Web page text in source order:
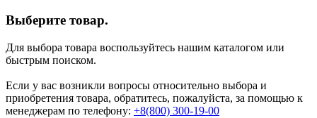
Выберите товар.
Для выбора товара воспользуйтесь нашим каталогом или
быстрым поиском.
Если у вас возникли вопросы относительно выбора и
приобретения товара, обратитесь, пожалуйста, за помощью к
менеджерам по телефону: +8(800) 300-19-00